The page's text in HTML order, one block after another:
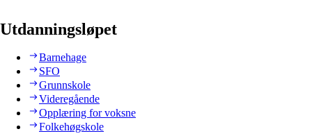
Utdanningsløpet
Barnehage
SFO
Grunnskole
Videregående
Opplæring for voksne
Folkehøgskole